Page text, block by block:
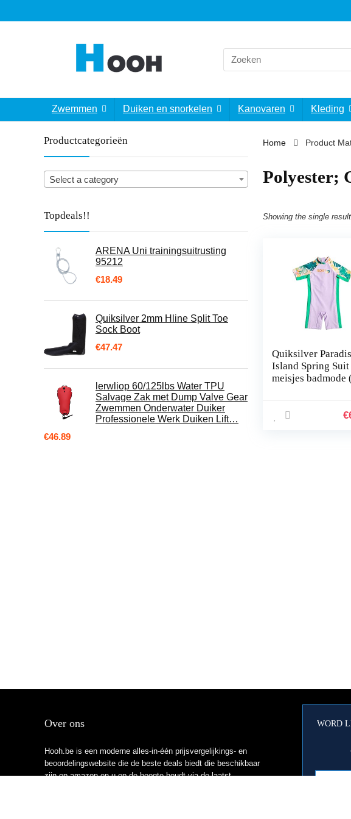
Search
for:
Zwemmen Duiken en snorkelen Kanovaren Kleding
Productcategorieën
Select a category
Topdeals!!
ARENA Uni trainingsuitrusting
95212
€18.49
Quiksilver 2mm Hline Split Toe
Sock Boot
€47.47
lerwliop 60/125lbs Water TPU
Salvage Zak met Dump Valve Gear
Zwemmen Onderwater Duiker
Professionele Werk Duiken Lift…
€46.89
Home Product
‎Polyester;
Showing the single result
Quiksilver
Island Spring Suit
meisjes badmode
€
Over ons
Hooh.be is een moderne alles-in-één prijsvergelijkings- en
beoordelingswebsite die de beste deals biedt die beschikbaar
zijn op amazon en u op de hoogte houdt via de laatst
WORD